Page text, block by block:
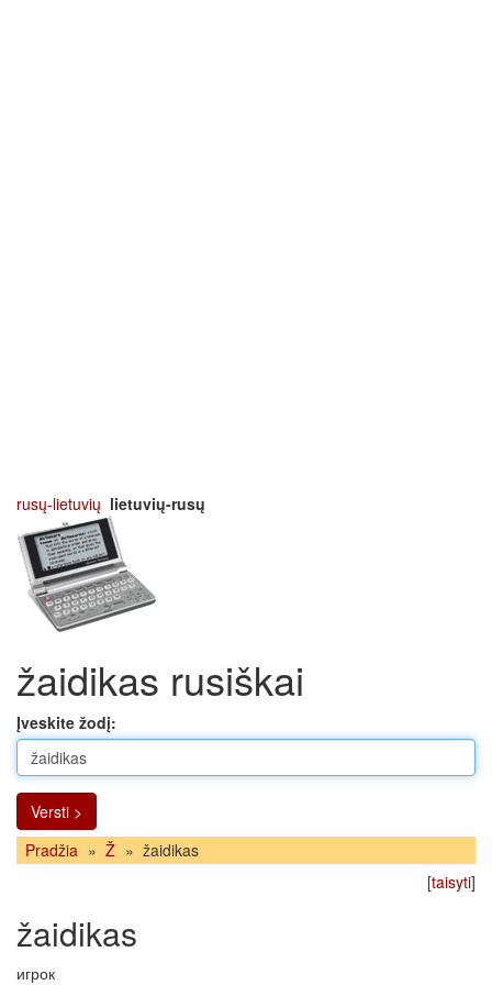
rusų-lietuvių lietuvių-rusų
žaidikas rusiškai
Įveskite žodį:
Versti >
Pradžia » Ž » žaidikas
[taisyti]
žaidikas
игрок